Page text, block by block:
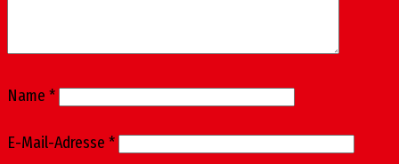
Name *
E-Mail-Adresse *